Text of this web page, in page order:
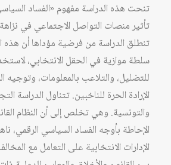
تنحت هذه الدراسة مفهوم «الفساد
تأثير منصات التواصل الاجتماعي في نزاهة
تنطلق الدراسة من فرضية مؤداها أن
سلطة موازية في الحقل الانتخابي،
للتضليل، والتلاعب بالمعلومات، وتوجيه
الإرادة الحرة للناخبين. تتناول الدراسة
والتونسية. وهي تخلص إلى أن النظام
الإحاطة بأوجه الفساد السياسي الرقمي،
الإدارات الانتخابية على التعامل مع